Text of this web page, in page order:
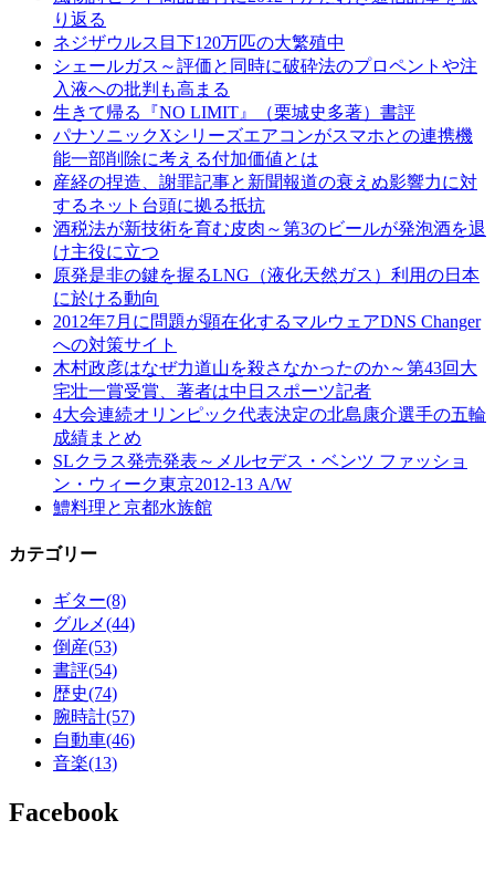
り返る
ネジザウルス目下120万匹の大繁殖中
シェールガス～評価と同時に破砕法のプロペントや注
入液への批判も高まる
生きて帰る『NO LIMIT』（栗城史多著）書評
パナソニックXシリーズエアコンがスマホとの連携機
能一部削除に考える付加価値とは
産経の捏造、謝罪記事と新聞報道の衰えぬ影響力に対
するネット台頭に拠る抵抗
酒税法が新技術を育む皮肉～第3のビールが発泡酒を退
け主役に立つ
原発是非の鍵を握るLNG（液化天然ガス）利用の日本
に於ける動向
2012年7月に問題が顕在化するマルウェアDNS Changer
への対策サイト
木村政彦はなぜ力道山を殺さなかったのか～第43回大
宅壮一賞受賞、著者は中日スポーツ記者
4大会連続オリンピック代表決定の北島康介選手の五輪
成績まとめ
SLクラス発売発表～メルセデス・ベンツ ファッショ
ン・ウィーク東京2012-13 A/W
鱧料理と京都水族館
カテゴリー
ギター(8)
グルメ(44)
倒産(53)
書評(54)
歴史(74)
腕時計(57)
自動車(46)
音楽(13)
Facebook